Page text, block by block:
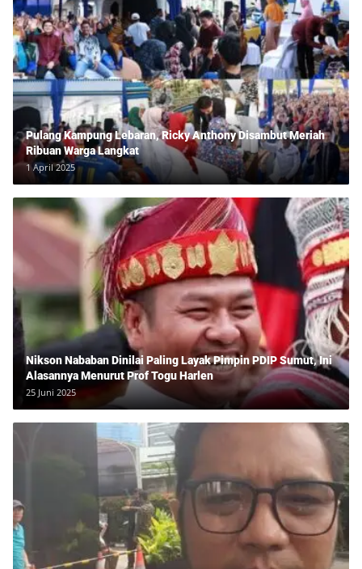
Pulang Kampung Lebaran, Ricky Anthony Disambut Meriah
Ribuan Warga Langkat
1 April 2025
Nikson Nababan Dinilai Paling Layak Pimpin PDIP Sumut, Ini
Alasannya Menurut Prof Togu Harlen
25 Juni 2025